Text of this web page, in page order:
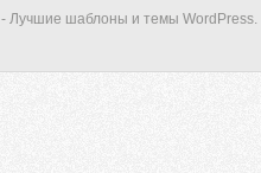
- Лучшие шаблоны и темы